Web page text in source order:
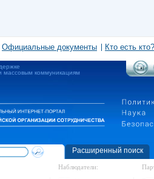
Официальные документы Кто есть кто?
массовым коммуникациям
Расширенный поиск
Наблюдатели: